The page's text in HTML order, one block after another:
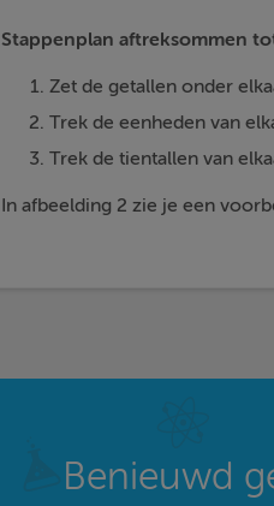
Stappenplan aftreksommen
Zet de getallen onder
Trek de eenheden van
Trek de tientallen van
In afbeelding 2 zie je een
Benieuwd